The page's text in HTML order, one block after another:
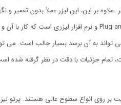
بسیار جالب است. می تواند به سرعت کاری تا
جزئیات با دقت در نظر گرفته شده